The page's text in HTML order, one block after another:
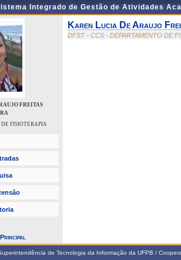
Integrado de Gestão de Atividades
FREITAS
DE FISIOTERAPIA
Karen Lucia De Araujo
DFST - CCS - DEPARTAMENTO DE
de Tecnologia da Informação da UFPB /